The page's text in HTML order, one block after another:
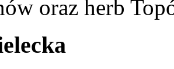
oraz herb